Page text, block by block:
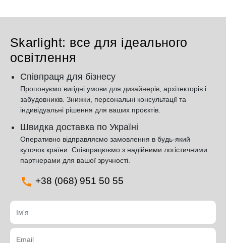
Skarlight: все для ідеального
освітлення
Співпраця для бізнесу
Пропонуємо вигідні умови для дизайнерів, архітекторів і
забудовників. Знижки, персональні консультації та
індивідуальні рішення для ваших проєктів.
Швидка доставка по Україні
Оперативно відправляємо замовлення в будь-який
куточок країни. Співпрацюємо з надійними логістичними
партнерами для вашої зручності.
+38 (068) 951 50 55